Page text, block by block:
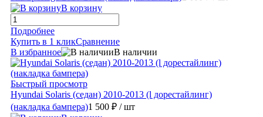
В корзину
Подробнее
Купить в 1 кликСравнение
В избранное
В наличии
Быстрый просмотр
Hyundai Solaris (седан) 2010-2013 (l дорестайлинг)
(накладка бампера)1 500 ₽ / шт